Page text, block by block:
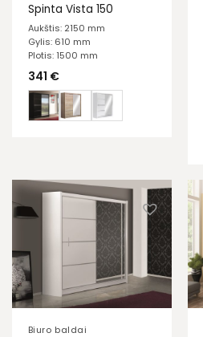
Spinta Vista 150
Aukštis: 2150 mm
Gylis: 610 mm
Plotis: 1500 mm
341 €
Biuro baldai